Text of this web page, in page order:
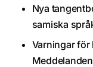
Nya
samiska
Varningar för